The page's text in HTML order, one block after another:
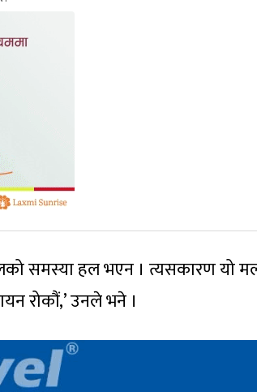
समस्या हल भएन । त्यसकारण यो
रोकौं,’ उनले भने ।